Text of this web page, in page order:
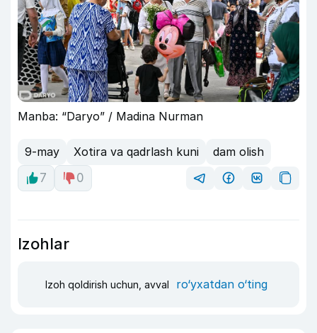
Manba: “Daryo” / Madina Nurman
9-may Xotira va qadrlash kuni
dam olish
7
0
Izohlar
Izoh qoldirish uchun, avval ro‘yxatdan o‘ting